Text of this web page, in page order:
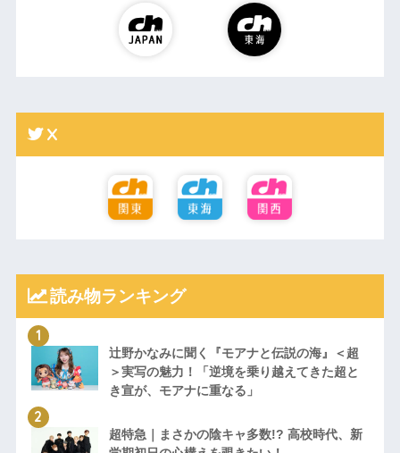
X
読み物ランキング
辻野かなみに聞く『モアナと伝説の海』＜超
＞実写の魅力！「逆境を乗り越えてきた超と
き宣が、モアナに重なる」
超特急｜まさかの陰キャ多数!? 高校時代、新